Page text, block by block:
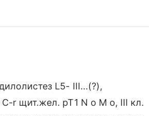
L5- III...(?),
r щит.жел. рТ1 N o M o, III кл.